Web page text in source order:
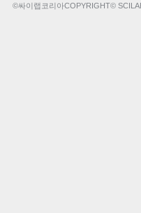
©싸이랩코리아COPYRIGHT©